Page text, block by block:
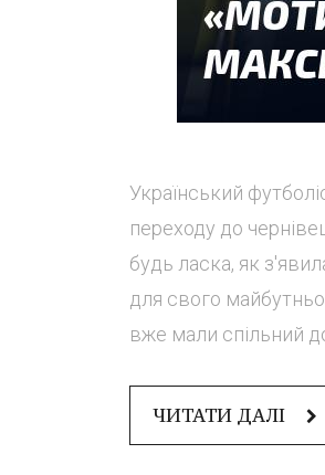
Український
переходу до
будь ласка, як
для свого
вже мали спільний
ЧИТАТИ ДАЛІ